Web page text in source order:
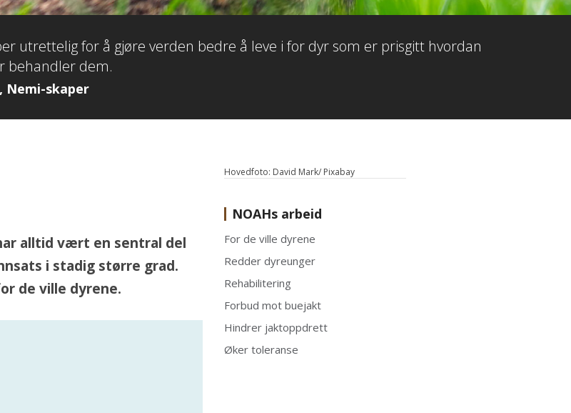
utrettelig for å gjøre verden bedre å leve i for dyr som er prisgitt hvordan
behandler dem.
Nemi-skaper
alltid vært en sentral del
i stadig større grad.
de ville dyrene.
Hovedfoto: David Mark/ Pixabay
NOAHs arbeid
For de ville dyrene
Redder dyreunger
Rehabilitering
Forbud mot buejakt
Hindrer jaktoppdrett
Øker toleranse